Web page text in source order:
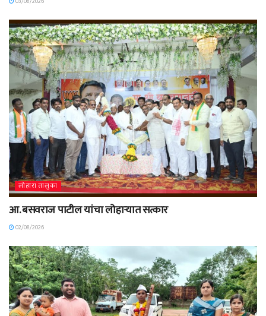
लोहारा तालुका
आ. बसवराज पाटील यांचा लोहाऱ्यात सत्कार
02/08/2026